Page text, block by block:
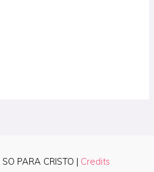
SO PARA CRISTO | Credits